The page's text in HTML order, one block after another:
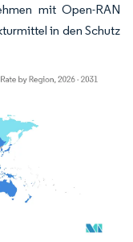
mit Open-RAN
in den Schutz